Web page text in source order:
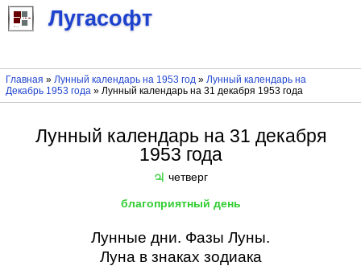
Лугасофт
Главная » Лунный календарь на 1953 год» Лунный календарь на
Декабрь 1953 года» Лунный календарь на 31 декабря 1953 года
Лунный календарь на 31 декабря
1953 года
♃ четверг
благоприятный день
Лунные дни. Фазы Луны.
Луна в знаках зодиака